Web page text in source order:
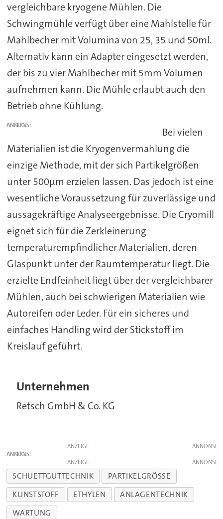
vergleichbare kryogene Mühlen. Die
Schwingmühle verfügt über eine Mahlstelle für
Mahlbecher mit Volumina von 25, 35 und 50ml.
Alternativ kann ein Adapter eingesetzt werden,
der bis zu vier Mahlbecher mit 5mm Volumen
aufnehmen kann. Die Mühle erlaubt auch den
Betrieb ohne Kühlung.
ANZEIGE
Bei vielen
Materialien ist die Kryogenvermahlung die
einzige Methode, mit der sich Partikelgrößen
unter 500µm erzielen lassen. Das jedoch ist eine
wesentliche Voraussetzung für zuverlässige und
aussagekräftige Analyseergebnisse. Die Cryomill
eignet sich für die Zerkleinerung
temperaturempfindlicher Materialien, deren
Glaspunkt unter der Raumtemperatur liegt. Die
erzielte Endfeinheit liegt über der vergleichbarer
Mühlen, auch bei schwierigen Materialien wie
Autoreifen oder Leder. Für ein sicheres und
einfaches Handling wird der Stickstoff im
Kreislauf geführt.
Unternehmen
Retsch GmbH & Co. KG
ANZEIGE
ANZEIGE
ANZEIGE
SCHUETTGUTTECHNIK
PARTIKELGRÖSSE
KUNSTSTOFF
ETHYLEN
ANLAGENTECHNIK
WARTUNG